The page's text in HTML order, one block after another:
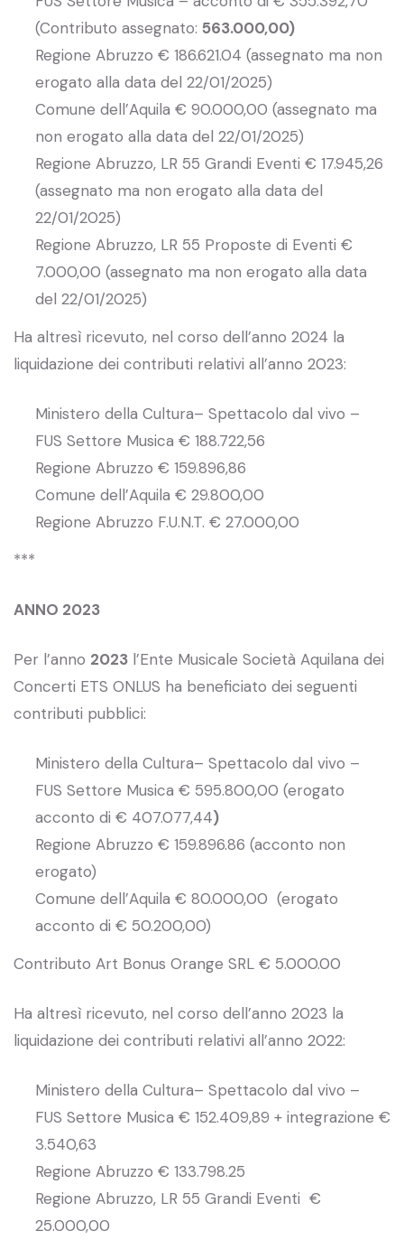
(Contributo assegnato: 563.000,00)
Regione Abruzzo € 186.621.04 (assegnato ma non
erogato alla data del 22/01/2025)
Comune dell’Aquila € 90.000,00 (assegnato ma
non erogato alla data del 22/01/2025)
Regione Abruzzo, LR 55 Grandi Eventi € 17.945,26
(assegnato ma non erogato alla data del
22/01/2025)
Regione Abruzzo, LR 55 Proposte di Eventi €
7.000,00 (assegnato ma non erogato alla data
del 22/01/2025)
Ha altresì ricevuto, nel corso dell’anno 2024 la
liquidazione dei contributi relativi all’anno 2023:
Ministero della Cultura– Spettacolo dal vivo –
FUS Settore Musica € 188.722,56
Regione Abruzzo € 159.896,86
Comune dell’Aquila € 29.800,00
Regione Abruzzo F.U.N.T. € 27.000,00
***
ANNO 2023
Per l’anno 2023 l’Ente Musicale Società Aquilana dei
Concerti ETS ONLUS ha beneficiato dei seguenti
contributi pubblici:
Ministero della Cultura– Spettacolo dal vivo –
FUS Settore Musica € 595.800,00 (erogato
acconto di € 407.077,44)
Regione Abruzzo € 159.896.86 (acconto non
erogato)
Comune dell’Aquila € 80.000,00 (erogato
acconto di € 50.200,00)
Contributo Art Bonus Orange SRL € 5.000.00
Ha altresì ricevuto, nel corso dell’anno 2023 la
liquidazione dei contributi relativi all’anno 2022:
Ministero della Cultura– Spettacolo dal vivo –
FUS Settore Musica € 152.409,89 + integrazione €
3.540,63
Regione Abruzzo € 133.798.25
Regione Abruzzo, LR 55 Grandi Eventi €
25.000,00